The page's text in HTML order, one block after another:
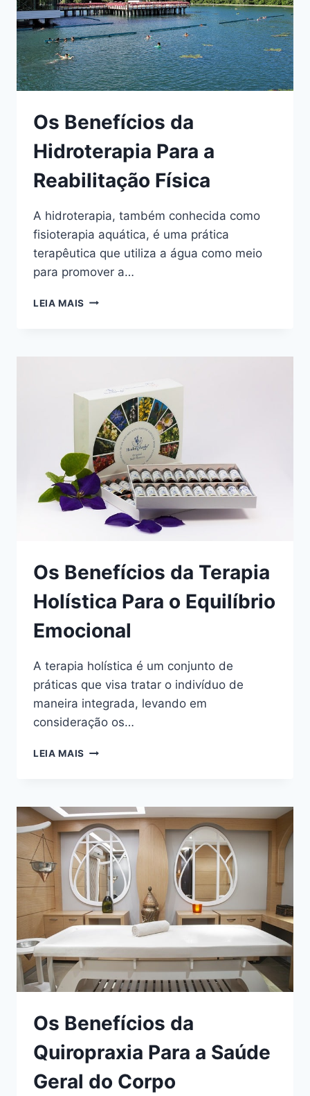
Os Benefícios da
Hidroterapia Para a
Reabilitação Física
A hidroterapia, também conhecida como
fisioterapia aquática, é uma prática
terapêutica que utiliza a água como meio
para promover a…
LEIA MAIS OS
REABILITAÇÃO
FÍSICA
Os Benefícios da Terapia
Holística Para o Equilíbrio
Emocional
A terapia holística é um conjunto de
práticas que visa tratar o indivíduo de
maneira integrada, levando em
consideração os…
LEIA MAIS OS
HOLÍSTICA
PARA
O
EQUILÍBRIO
EMOCIONAL
Os Benefícios da
Quiropraxia Para a Saúde
Geral do Corpo